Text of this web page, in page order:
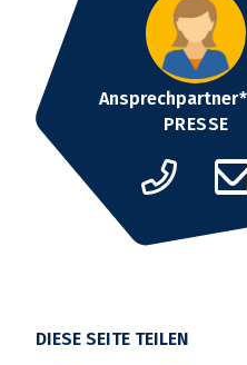
PRESSE
DIESE SEITE TEILEN